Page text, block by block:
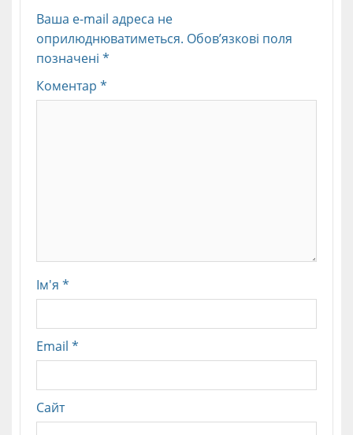
Ваша e-mail адреса не
оприлюднюватиметься. Обов’язкові поля
позначені *
Коментар *
Ім'я *
Email *
Сайт